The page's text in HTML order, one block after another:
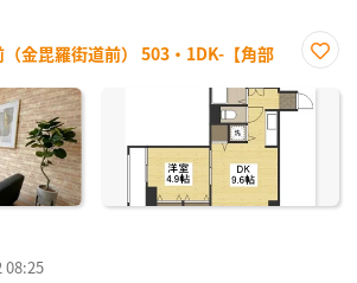
金毘羅街道前） 503・1DK-【角部
に入
り登
08:25